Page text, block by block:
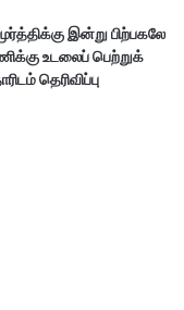
இன்று பிற்பகலே
உடலைப் பெற்றுக்
தெரிவிப்பு